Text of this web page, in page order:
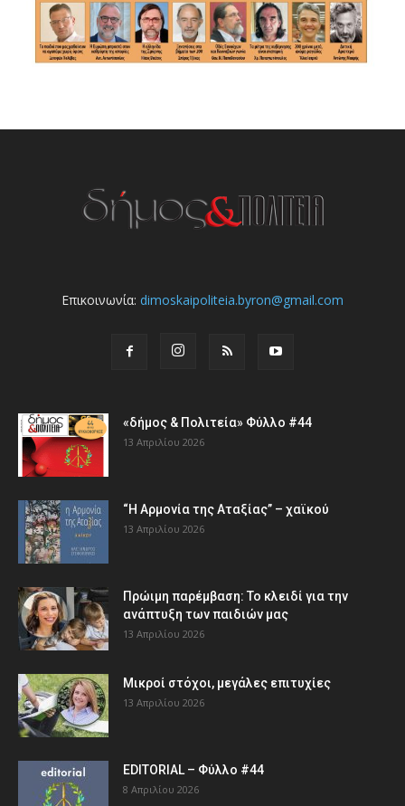
Επικοινωνία: dimoskaipoliteia.byron@gmail.com
«δήμος & Πολιτεία» Φύλλο #44
13 Απριλίου 2026
“Η Αρμονία της Αταξίας” – χαϊκού
13 Απριλίου 2026
Πρώιμη παρέμβαση: Το κλειδί για την
ανάπτυξη των παιδιών µας
13 Απριλίου 2026
Μικροί στόχοι, μεγάλες επιτυχίες
13 Απριλίου 2026
EDITORIAL – Φύλλο #44
8 Απριλίου 2026